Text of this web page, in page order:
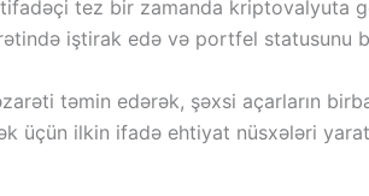
tez bir zamanda kriptovalyuta
iştirak edə və portfel statusunu
təmin edərək, şəxsi açarların
üçün ilkin ifadə ehtiyat nüsxələri